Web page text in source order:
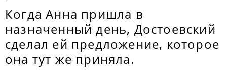
Когда Анна пришла в
назначенный день, Достоевский
сделал ей предложение, которое
она тут же приняла.